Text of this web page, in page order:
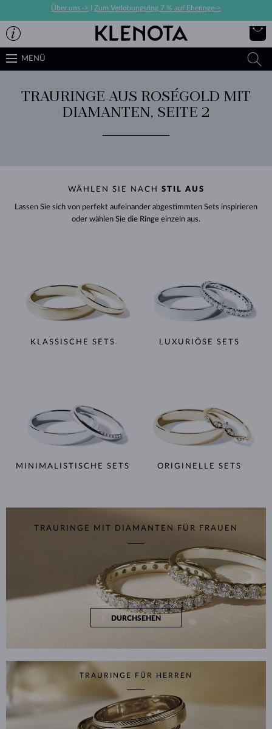
Über uns -> Zum Verlobungsring 7 % auf Eheringe->
MENÜ
TRAURINGE AUS ROSÉGOLD MIT
DIAMANTEN, SEITE 2
WÄHLEN SIE NACH STIL AUS
Lassen Sie sich von perfekt aufeinander abgestimmten Sets inspirieren
oder wählen Sie die Ringe einzeln aus.
KLASSISCHE SETS LUXURIÖSE SETS
MINIMALISTISCHE SETS ORIGINELLE SETS
TRAURINGE MIT DIAMANTEN FÜR FRAUEN
DURCHSEHEN
TRAURINGE FÜR HERREN